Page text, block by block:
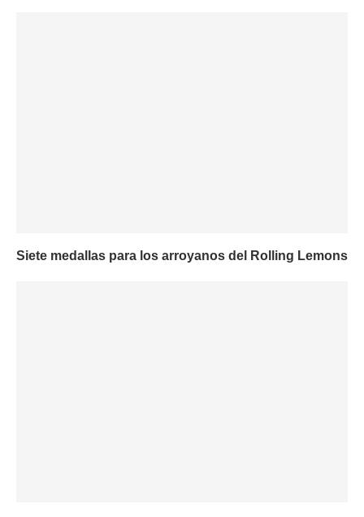
Siete medallas para los arroyanos del Rolling Lemons